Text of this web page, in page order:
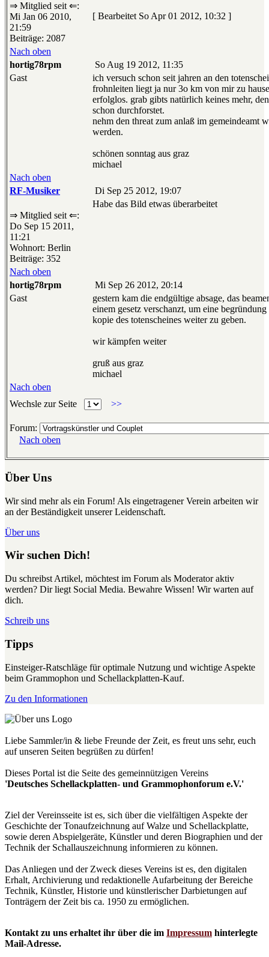
⇒ Mitglied seit ⇐:
Mi Jan 06 2010,
21:59
Beiträge: 2087
[ Bearbeitet So Apr 01 2012, 10:32 ]
Nach oben
hortig78rpm
So Aug 19 2012, 11:35
Gast
ich versuch schon seit jahren an den
frohnleiten liegt ja nur 3o km von mir zu
erfolglos. grab gibts natürlich keines mehr,
schon durchforstet.
nehm den threat zum anlaß im gemeindeamt
werden.
schönen sonntag aus graz
michael
Nach oben
RF-Musiker
Di Sep 25 2012, 19:07
⇒ Mitglied seit ⇐:
Do Sep 15 2011,
11:21
Wohnort: Berlin
Beiträge: 352
Habe das Bild etwas überarbeitet
Nach oben
hortig78rpm
Mi Sep 26 2012, 20:14
Gast
gestern kam die endgültige absage, das
einem gesetz verschanzt, um eine
kopie des totenscheines weiter zu geben.
wir kämpfen weiter
gruß aus graz
michael
Nach oben
Wechsle zur Seite
>>
Forum:
Nach oben
Über Uns
Wir sind mehr als ein Forum! Als eingetragener Verein arbeiten wir
an der Beständigkeit unserer Leidenschaft.
Über uns
Wir suchen Dich!
Du schreibst Artikel, möchtest im Forum als Moderator aktiv
werden? Dir liegt Social Media. Bewahre Wissen! Wir warten auf
dich.
Schreib uns
Tipps
Einsteiger-Ratschläge für optimale Nutzung und wichtige Aspekte
beim Grammophon und Schellackplatten-Kauf.
Zu den Informationen
Liebe Sammler/in & liebe Freunde der Zeit, es freut uns sehr, euch
auf unseren Seiten begrüßen zu dürfen!
Dieses Portal ist die Seite des gemeinnützigen Vereins
'Deutsches Schellackplatten- und Grammophonforum e.V.'
Ziel der Vereinsseite ist es, sich über die vielfältigen Aspekte der
Geschichte der Tonaufzeichnung auf Walze und Schellackplatte,
sowie deren Abspielgeräte, Künstler und deren Biographien und der
Technik der Schallauszeichnung informieren zu können.
Das Anliegen und der Zweck dieses Vereins ist es, den digitalen
Erhalt, Archivierung und redaktionelle Aufarbeitung der Bereiche
Technik, Künstler, Historie und künstlerischer Darbietungen auf
Tonträgern der Zeit bis ca. 1950 zu ermöglichen.
Kontakt zu uns erhaltet ihr über die im Impressum hinterlegte
Mail-Adresse.